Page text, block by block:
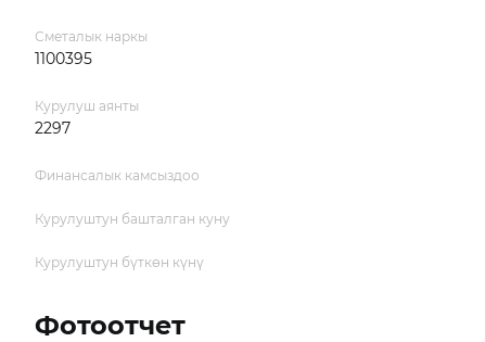
Сметалык наркы
1100395
Курулуш аянты
2297
Финансалык камсыздоо
Курулуштун башталган куну
Курулуштун бүткөн күнү
Фотоотчет